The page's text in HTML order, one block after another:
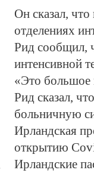
Он сказал,
отделениях
Рид сообщил,
интенсивной
«Это большое
Рид сказал,
больничную
Ирландская
открытию
Ирландские